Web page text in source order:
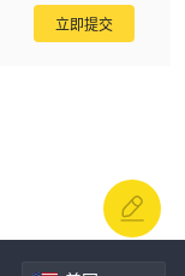
的实名认证（实名认
程序提供无缝访问
免费开户和仅需5分
的入门流程。投资
立即提交